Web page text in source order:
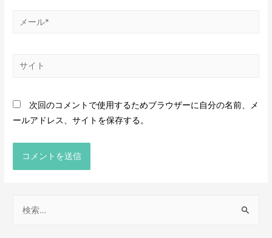
次回のコメントで使用するためブラウザーに自分の名前、メ
ールアドレス、サイトを保存する。